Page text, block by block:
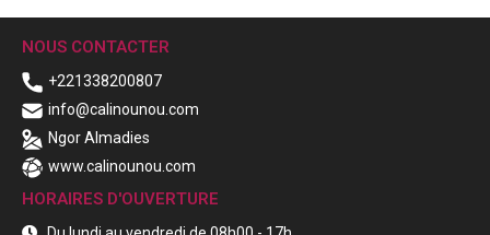
NOUS CONTACTER
+221338200807
info@calinounou.com
Ngor Almadies
www.calinounou.com
HORAIRES D'OUVERTURE